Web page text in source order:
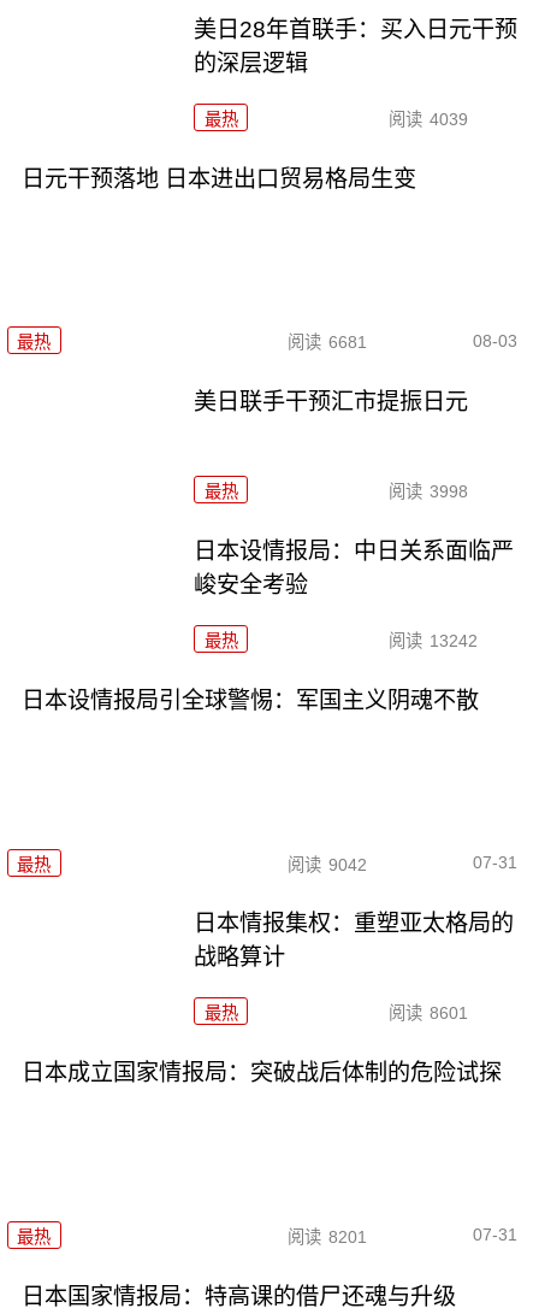
美日28年首联手：买入日元干预
的深层逻辑
最热 阅读 4039
日元干预落地 日本进出口贸易格局生变
最热 阅读 6681 08-03
美日联手干预汇市提振日元
最热 阅读 3998
日本设情报局：中日关系面临严
峻安全考验
最热 阅读 13242
日本设情报局引全球警惕：军国主义阴魂不散
最热 阅读 9042 07-31
日本情报集权：重塑亚太格局的
战略算计
最热 阅读 8601
日本成立国家情报局：突破战后体制的危险试探
最热 阅读 8201 07-31
日本国家情报局：特高课的借尸还魂与升级